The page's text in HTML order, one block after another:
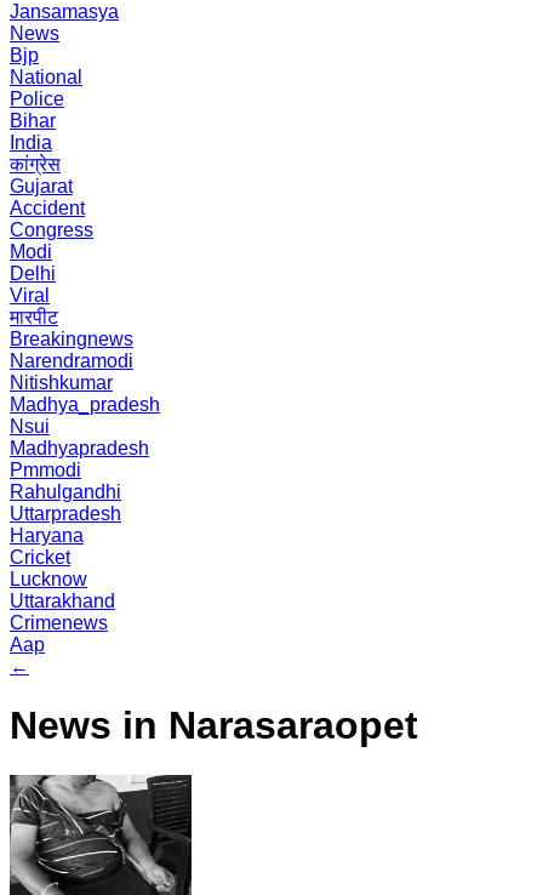
Jansamasya
News
Bjp
National
Police
Bihar
India
कांग्रेस
Gujarat
Accident
Congress
Modi
Delhi
Viral
मारपीट
Breakingnews
Narendramodi
Nitishkumar
Madhya_pradesh
Nsui
Madhyapradesh
Pmmodi
Rahulgandhi
Uttarpradesh
Haryana
Cricket
Lucknow
Uttarakhand
Crimenews
Aap
←
News in Narasaraopet